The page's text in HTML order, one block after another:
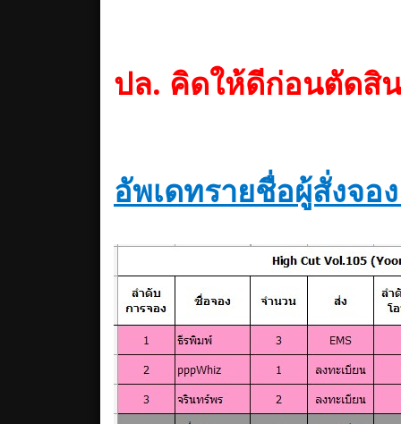
ปล. คิดให้ดีก่อนตัดสิ
อัพเดทรายชื่อผู้สั่งจ